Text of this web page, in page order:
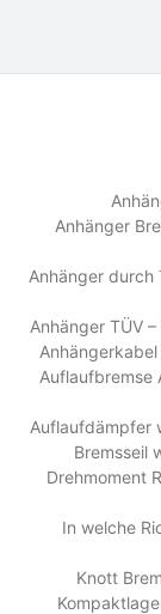
Anhänger
Anhänger durch
Anhänger TÜV
Auflaufbremse
Auflaufdämpfer
Bremsseil
Drehmoment
In welche
Knott